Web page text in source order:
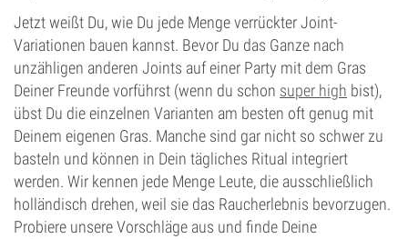
Jetzt weißt Du, wie Du jede Menge verrückter Joint-
Variationen bauen kannst. Bevor Du das Ganze nach
unzähligen anderen Joints auf einer Party mit dem Gras
Deiner Freunde vorführst (wenn du schon super high bist),
übst Du die einzelnen Varianten am besten oft genug mit
Deinem eigenen Gras. Manche sind gar nicht so schwer zu
basteln und können in Dein tägliches Ritual integriert
werden. Wir kennen jede Menge Leute, die ausschließlich
holländisch drehen, weil sie das Raucherlebnis bevorzugen.
Probiere unsere Vorschläge aus und finde Deine